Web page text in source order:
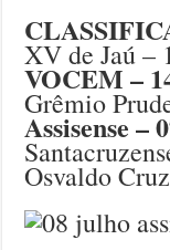
XV de Jaú –
VOCEM –
Grêmio
Assisense –
Osvaldo